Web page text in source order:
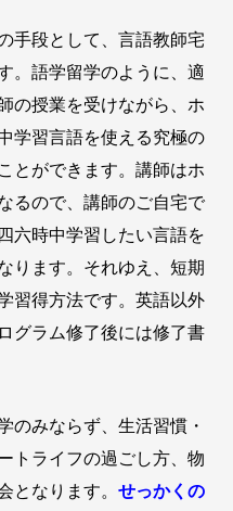
手段として、言語教師宅
。語学留学のように、適
の授業を受けながら、ホ
学習言語を使える究極の
とができます。講師はホ
るので、講師のご自宅で
六時中学習したい言語を
ります。それゆえ、短期
習得方法です。英語以外
グラム修了後には修了書
のみならず、生活習慣・
トライフの過ごし方、物
となります。せっかくの